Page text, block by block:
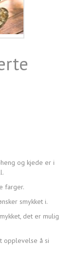
og kjede er i
farger.
smykket i.
det er mulig
opplevelse å si